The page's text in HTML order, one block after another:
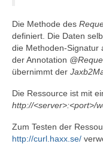
Die Methode des
definiert. Die Daten
die Methoden-Signatur
der Annotation
übernimmt der
Die Ressource ist mit
http://<server>:<port>/
Zum Testen der
http://curl.haxx.se/